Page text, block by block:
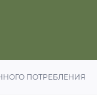
ПОТРЕБЛЕНИЯ